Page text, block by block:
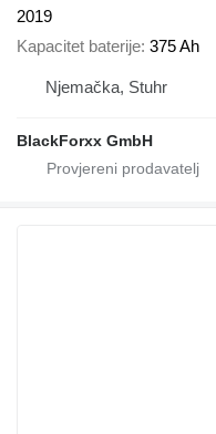
2019
Kapacitet baterije 375 Ah
Njemačka, Stuhr
BlackForxx GmbH